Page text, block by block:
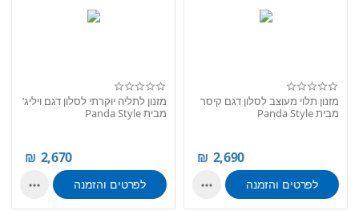
מזנון תלוי מעוצב לסלון דגם קיסר
מבית Panda Style
2,690
₪
לפרטים והזמנה 
מזנון לתליה יוקרתי לסלון דגם ויליג’
מבית Panda Style
2,670
₪
לפרטים והזמנה 